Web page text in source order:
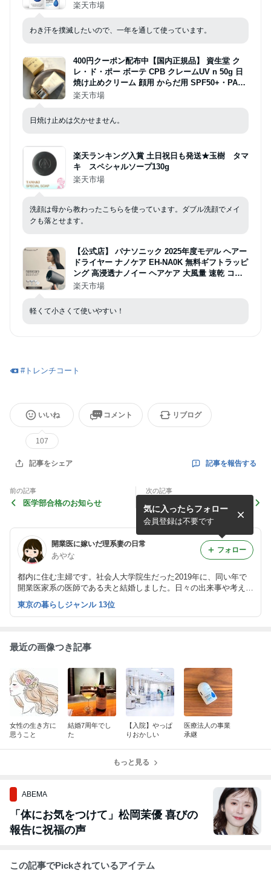
楽天市場
わき汗を撲滅したいので、一年を通して使っています。
400円クーポン配布中【国内正規品】 資生堂 ク
レ・ド・ポー ボーテ CPB クレームUV n 50g 日
焼け止めクリーム 顔用 からだ用 SPF50+・PA++
++ クレドポーボーテ Cle de Peau Beaute SHIS
楽天市場
日焼け止めは欠かせません。
楽天ランキング入賞 土日祝日も発送★玉樹 タマ
キ スペシャルソープ130g
楽天市場
洗顔は母から教わったこちらを使っています。ダブル洗顔でメイ
クも落とせます。
【公式店】 パナソニック 2025年度モデル ヘアー
ドライヤー ナノケア EH-NA0K 無料ギフトラッピ
ング 高浸透ナノイー ヘアケア 大風量 速乾 コン
パクト 軽量 人気 温度 高級 潤い ツヤ まとまり
楽天市場
軽くて小さくて使いやすい！
#トレンチコート
いいね
107
コメント リブログ
記事をシェア 記事を報告する
前の記事
医学部合格のお知らせ
次の記事
開業医に嫁いだ理系妻の日常
あやな
都内に住む主婦です。社会人大学院生だった2019年に、同い年で
開業医家系の医師である夫と結婚しました。日々の出来事や考えた
ことなどを綴っております。
気に入ったらフォロー
会員登録は不要です
フォロー
東京の暮らしジャンル 13位
最近の画像つき記事
女性の生き方に
思うこと
結婚7周年でし
た
【入院】やっぱ
りおかしい
医療法人の事業
承継
もっと見る
ABEMA
「体にお気をつけて」松岡茉優 喜びの
報告に祝福の声
この記事でPickされているアイテム